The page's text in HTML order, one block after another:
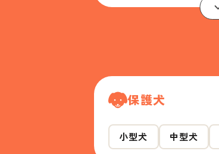
保護犬
小型犬 中型犬